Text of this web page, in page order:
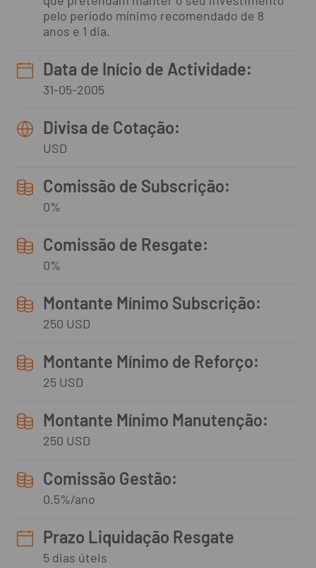
pelo período mínimo recomendado de 8
anos e 1 dia.
Data de Início de Actividade:
31-05-2005
Divisa de Cotação:
USD
Comissão de Subscrição:
0%
Comissão de Resgate:
0%
Montante Mínimo Subscrição:
250 USD
Montante Mínimo de Reforço:
25 USD
Montante Mínimo Manutenção:
250 USD
Comissão Gestão:
0.5%/ano
Prazo Liquidação Resgate
5 dias úteis